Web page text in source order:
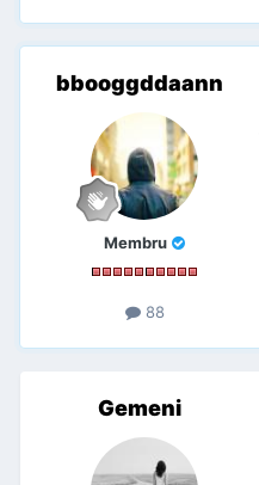
bbooggddaann
Membru
88
Gemeni